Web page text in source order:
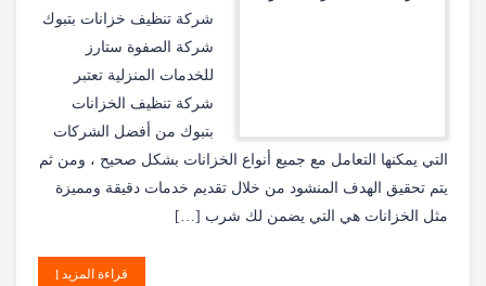
شركة تنظيف خزانات بتبوك
شركة الصفوة ستارز
للخدمات المنزلية تعتبر
شركة تنظيف الخزانات
بتبوك من أفضل الشركات
التي يمكنها التعامل مع جميع أنواع الخزانات بشكل صحيح ، ومن ثم
يتم تحقيق الهدف المنشود من خلال تقديم خدمات دقيقة ومميزة
مثل الخزانات هي التي يضمن لك شرب […]
قراءة المزيد